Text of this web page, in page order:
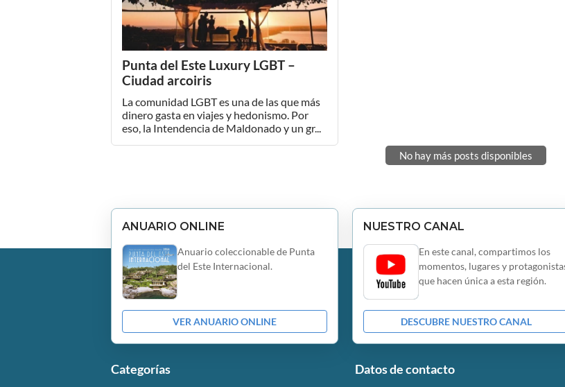
Punta del Este Luxury LGBT –
Ciudad arcoiris
La comunidad LGBT es una de las que más
dinero gasta en viajes y hedonismo. Por
eso, la Intendencia de Maldonado y un gr...
No hay más posts disponibles
ANUARIO ONLINE
Anuario coleccionable de Punta
del Este Internacional.
VER ANUARIO ONLINE
NUESTRO CANAL
En este canal, compartimos los
momentos, lugares y
que hacen única a esta región.
DESCUBRE NUESTRO CANAL
Categorías Datos de contacto